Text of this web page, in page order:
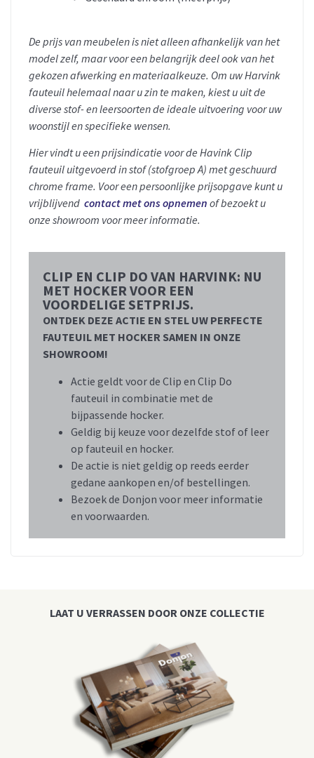
De prijs van meubelen is niet alleen afhankelijk van het
model zelf, maar voor een belangrijk deel ook van het
gekozen afwerking en materiaalkeuze. Om uw Harvink
fauteuil helemaal naar u zin te maken, kiest u uit de
diverse stof- en leersoorten de ideale uitvoering voor uw
woonstijl en specifieke wensen.
Hier vindt u een prijsindicatie voor de Havink Clip
fauteuil uitgevoerd in stof (stofgroep A) met geschuurd
chrome frame. Voor een persoonlijke prijsopgave kunt u
vrijblijvend contact met ons opnemen of bezoekt u
onze showroom voor meer informatie.
CLIP EN CLIP DO VAN HARVINK: NU
MET HOCKER VOOR EEN
VOORDELIGE SETPRIJS.
ONTDEK DEZE ACTIE EN STEL UW PERFECTE
FAUTEUIL MET HOCKER SAMEN IN ONZE
SHOWROOM!
Actie geldt voor de Clip en Clip Do
fauteuil in combinatie met de
bijpassende hocker.
Geldig bij keuze voor dezelfde stof of leer
op fauteuil en hocker.
De actie is niet geldig op reeds eerder
gedane aankopen en/of bestellingen.
Bezoek de Donjon voor meer informatie
en voorwaarden.
LAAT U VERRASSEN DOOR ONZE COLLECTIE